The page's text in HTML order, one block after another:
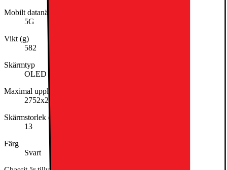
Mobilt datanätverk
5G
Vikt (g)
582
Skärmtyp
OLED
Maximal upplösning
2752x2064
Skärmstorlek (tum)
13
Färg
Svart